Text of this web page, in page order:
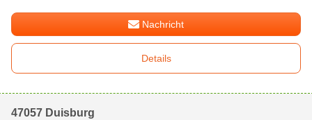
Nachricht
Details
47057 Duisburg